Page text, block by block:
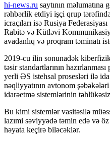
hi-news.ru saytının məlumatına
rəhbərlik etdiyi işçi qrup
icraçıları isə Rusiya
Rabitə və Kütləvi
avadanlıq və proqram təminatı
2019-cu ilin sonunadək kiberfiziki
təsir standartlarının
yerli ƏS istehsal prosesləri ilə
nəqliyyatının avtonom
idarəetmə sistemlərinin
Bu kimi sistemlər vasitəsilə
lazımi səviyyədə təmin edə və
həyata keçirə biləcəklər.